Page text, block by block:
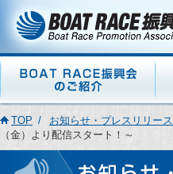
TOP お知らせ・プレスリリース
（金）より配信スタート！～